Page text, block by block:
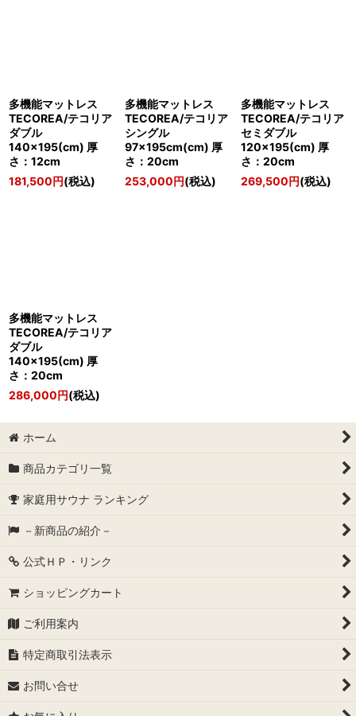
多機能マットレス
TECOREA/テコリア
ダブル
140×195(cm) 厚
さ：12cm
181,500円(税込)
多機能マットレス
TECOREA/テコリア
シングル
97×195cm(cm) 厚
さ：20cm
253,000円(税込)
多機能マットレス
TECOREA/テコリア
セミダブル
120×195(cm) 厚
さ：20cm
269,500円(税込)
多機能マットレス
TECOREA/テコリア
ダブル
140×195(cm) 厚
さ：20cm
286,000円(税込)
ホーム
商品カテゴリ一覧
家庭用サウナ ランキング
－新商品の紹介－
公式ＨＰ・リンク
ショッピングカート
ご利用案内
特定商取引法表示
お問い合せ